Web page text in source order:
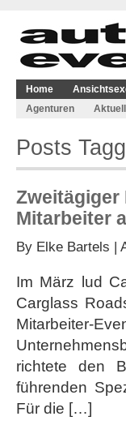
Home
Agenturen
Aktuell
Posts
Zweitägiger
Mitarbeiter
By Elke Bartels |
Im März lud
Carglass
richtete den
führenden
Für die […]